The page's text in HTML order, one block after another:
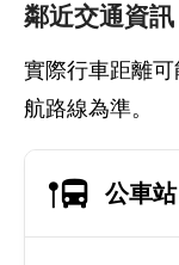
鄰近交通資訊
實際行車距離
航路線為準。
公車站